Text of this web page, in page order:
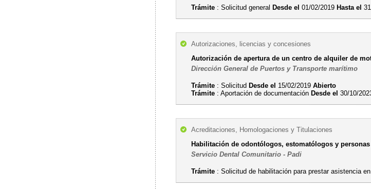
Trámite : Solicitud general Desde el 01/02/2019 Hasta el
Autorizaciones, licencias y concesiones
Autorización de apertura de un centro de alquiler de
Dirección General de Puertos y Transporte marítimo
Trámite : Solicitud Desde el 15/02/2019Abierto
Trámite : Aportación de documentación Desde el 30/10/
Acreditaciones, Homologaciones y Titulaciones
Habilitación de odontólogos, estomatólogos y
Servicio Dental Comunitario - Padi
Trámite : Solicitud de habilitación para prestar asistencia